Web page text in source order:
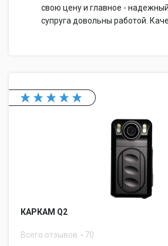
свою цену и главное -
супруга довольны работой.
КАРКАМ Q2
Всего отзывов 70